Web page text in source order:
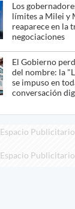
Los
límites a Milei y
reaparece en la
negociaciones
El Gobierno
del nombre: la
se impuso en
conversación
Espacio Publicitario
Espacio Publicitario